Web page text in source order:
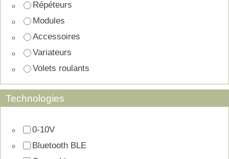
Répéteurs
Modules
Accessoires
Variateurs
Volets roulants
Technologies
0-10V
Bluetooth BLE